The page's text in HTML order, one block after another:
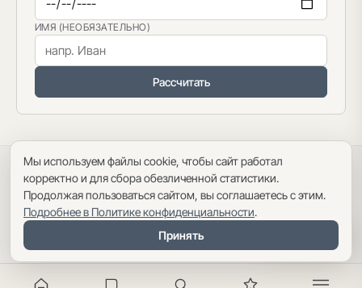
ИМЯ (НЕОБЯЗАТЕЛЬНО)
Рассчитать
Политика конфиденциальности Пользовательское соглашение
Карта сайта
Мы используем файлы cookie, чтобы сайт работал
корректно и для сбора обезличенной статистики.
Продолжая пользоваться сайтом, вы соглашаетесь с этим.
Подробнее в Политике конфиденциальности.
Принять